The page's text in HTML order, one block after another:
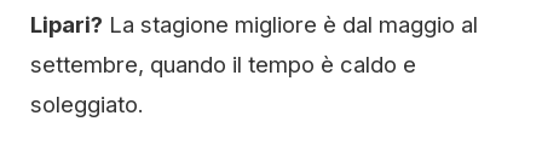
Lipari? La stagione migliore è dal maggio al
settembre, quando il tempo è caldo e
soleggiato.